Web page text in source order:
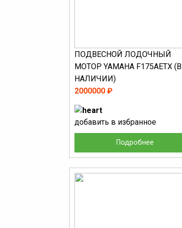
ПОДВЕСНОЙ ЛОДОЧНЫЙ
МОТОР YAMAHA F175AETX (В
НАЛИЧИИ)
2000000 ₽
Подробнее
добавить в избранное